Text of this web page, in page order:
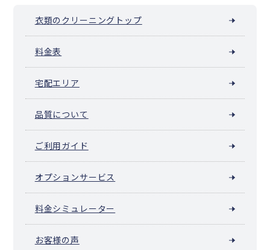
衣類のクリーニングトップ
料金表
宅配エリア
品質について
ご利用ガイド
オプションサービス
料金シミュレーター
お客様の声